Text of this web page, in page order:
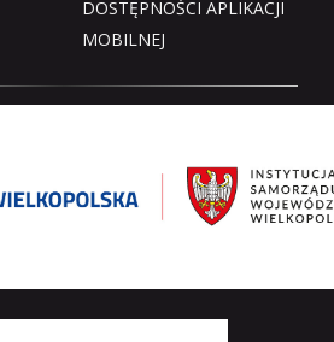
DOSTĘPNOŚCI APLIKACJI
MOBILNEJ